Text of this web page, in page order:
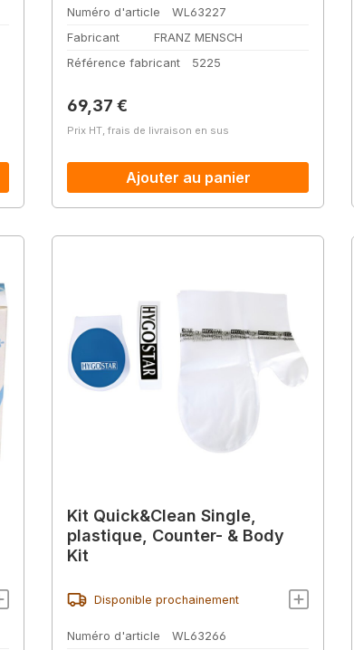
Numéro d'article
WL63227
Fabricant
FRANZ MENSCH
Référence fabricant
5225
Prix régulier :
69,37 €
Prix HT, frais de livraison en sus
Ajouter au panier
Kit Quick&Clean Single,
plastique, Counter- & Body
Kit
Disponible prochainement
Numéro d'article WL63266